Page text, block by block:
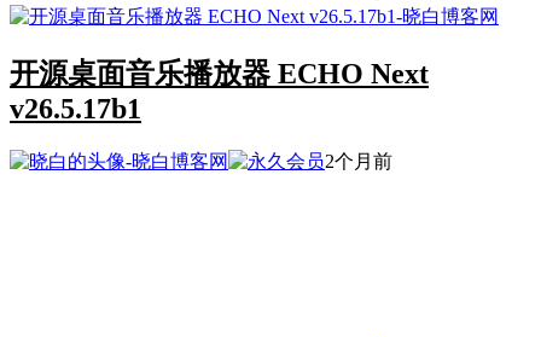
开源桌面音乐播放器 ECHO Next
v26.5.17b1
2个月前